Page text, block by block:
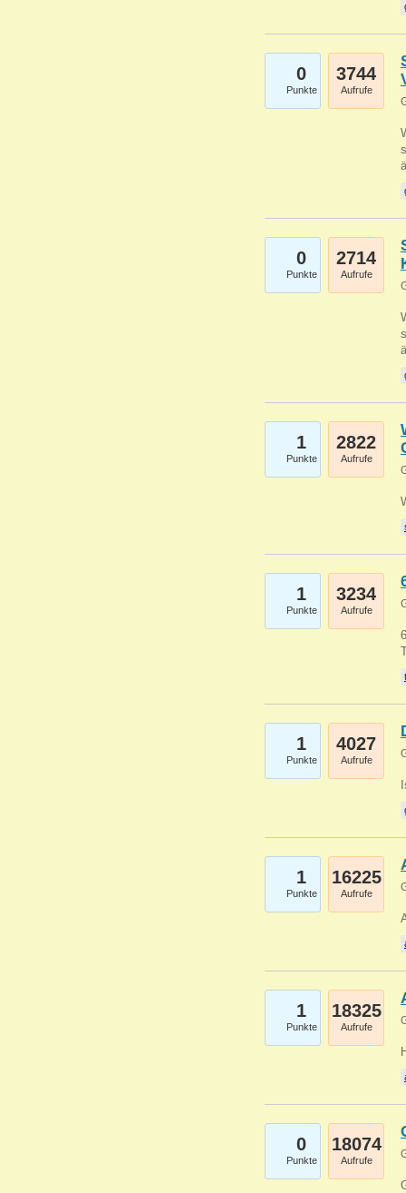
0
Punkte
3744
Aufrufe
0
Punkte
2714
Aufrufe
1
Punkte
2822
Aufrufe
1
Punkte
3234
Aufrufe
1
Punkte
4027
Aufrufe
1
Punkte
16225
Aufrufe
1
Punkte
18325
Aufrufe
0
Punkte
18074
Aufrufe